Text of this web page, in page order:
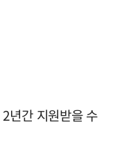
년간 지원받을 수